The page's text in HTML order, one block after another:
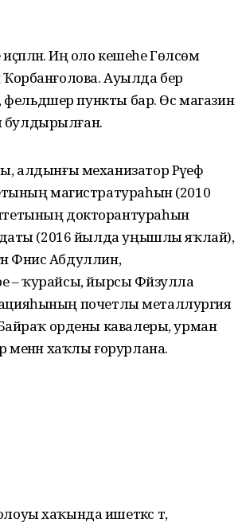
Иң оло кешеһе Гөлсөм
Ҡорбанғолова. Ауылда бер
фельдшер пункты бар. Өс магазин
булдырылған.
алдынғы механизатор Рәүеф
магистратураһын (2010
докторантураһын
(2016 йылда уңышлы яҡлай),
Фәнис Абдуллин,
– ҡурайсы, йырсы Фәйзулла
почетлы металлургия
ордены кавалеры, урман
менән хаҡлы ғорурлана.
хаҡында ишеткәс тә,